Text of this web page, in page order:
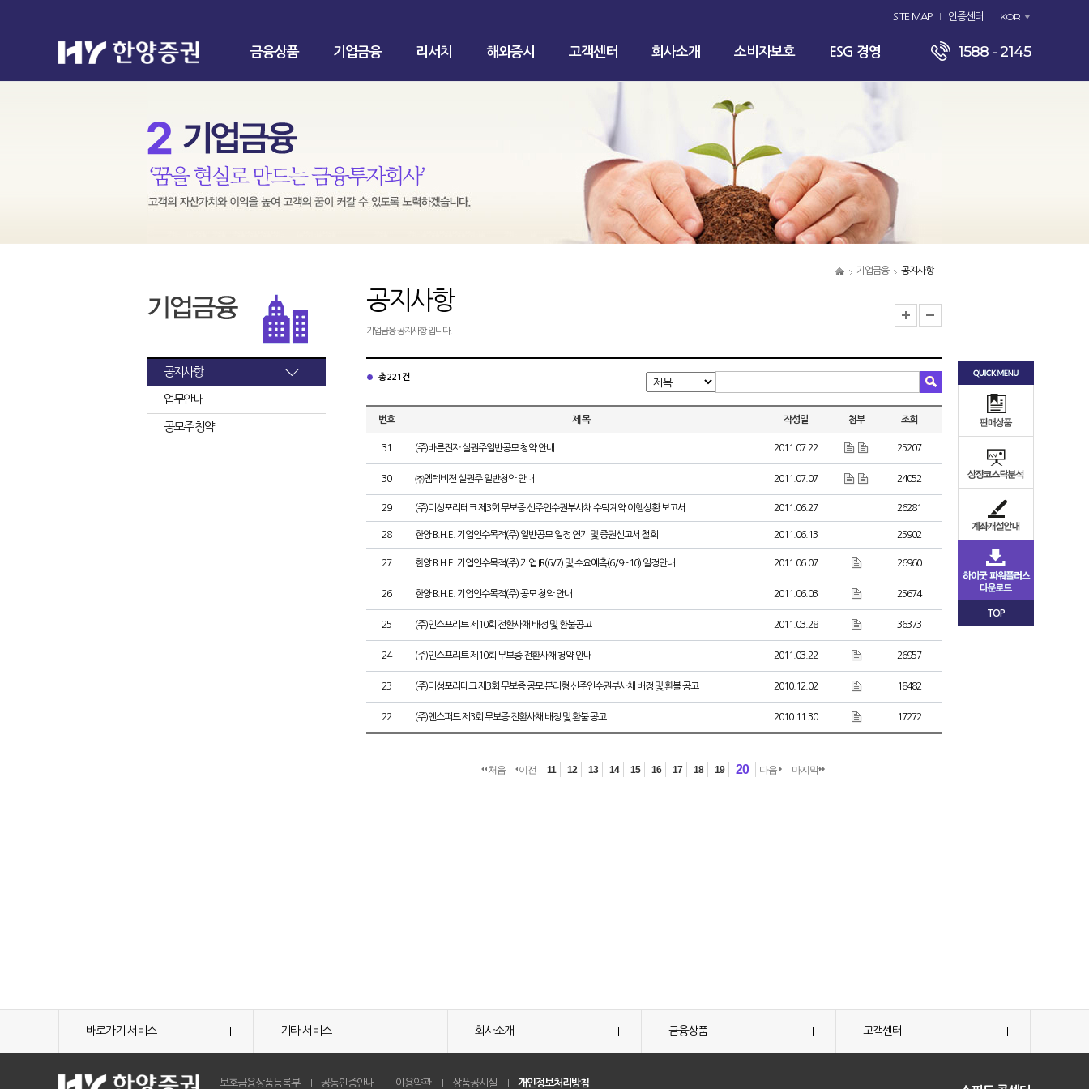
SITE MAP 인증센터 KOR
금융상품 기업금융 리서치 해외증시 고객센터 회사소개 소비자보호 ESG 경영 1588 - 2145
기업금융 공지사항
공지사항
업무안내
공모주 청약
공지사항
기업금융 공지사항 입니다.
총 221건
번호 제 목 작성일 첨부 조회
31 (주)바른전자 실권주일반공모 청약 안내 2011.07.22 25207
30 ㈜엠텍비젼 실권주 일반청약 안내 2011.07.07 24052
29 (주)미성포리테크 제3회 무보증 신주인수권부사채 수탁계약 이행상황 보고서 2011.06.27 26281
28 한양 B.H.E. 기업인수목적(주) 일반공모 일정 연기 및 증권신고서 철회 2011.06.13 25902
27 한양 B.H.E. 기업인수목적(주) 기업 IR(6/7) 및 수요예측(6/9~10) 일정안내 2011.06.07 26960
26 한양 B.H.E. 기업인수목적(주) 공모 청약 안내 2011.06.03 25674
25 (주)인스프리트 제10회 전환사채 배정 및 환불공고 2011.03.28 36373
24 (주)인스프리트 제10회 무보증 전환사채 청약 안내 2011.03.22 26957
23 (주)미성포리테크 제3회 무보증 공모 분리형 신주인수권부사채 배정 및 환불 공고 2010.12.02 18482
22 (주)엔스퍼트 제3회 무보증 전환사채 배정 및 환불 공고 2010.11.30 17272
처음 이전 11 12 13 14 15 16 17 18 19 20 다음 마지막
TOP
바로가기 서비스 기타 서비스 회사소개 금융상품 고객센터
보호금융상품등록부 공동인증안내 이용약관 상품공시실 개인정보처리방침